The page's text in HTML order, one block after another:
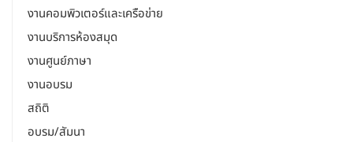
งานคอมพิวเตอร์และเครือข่าย
งานบริการห้องสมุด
งานศูนย์ภาษา
งานอบรม
สถิติ
อบรม/สัมนา